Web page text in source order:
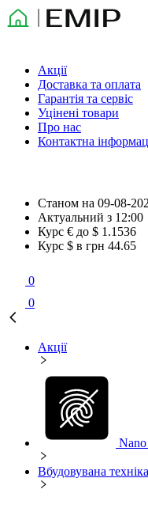
Акції
Доставка та оплата
Гарантія та сервіс
Уцінені товари
Про нас
Контактна
Станом на 09-08-
Актуальний з 12:00
Курс € до $ 1.1536
Курс $ в грн 44.65
0
0
Акції
Вбудовувана техніка